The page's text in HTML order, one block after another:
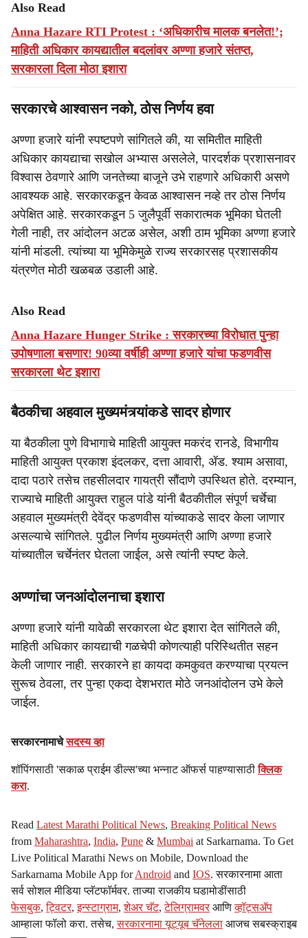
Also Read
Anna Hazare RTI Protest : ‘अधिकारीच मालक बनलेत!’;
माहिती अधिकार कायद्यातील बदलांवर अण्णा हजारे संतप्त,
सरकारला दिला मोठा इशारा
सरकारचे आश्वासन नको, ठोस निर्णय हवा
अण्णा हजारे यांनी स्पष्टपणे सांगितले की, या समितीत माहिती
अधिकार कायद्याचा सखोल अभ्यास असलेले, पारदर्शक प्रशासनावर
विश्वास ठेवणारे आणि जनतेच्या बाजूने उभे राहणारे अधिकारी असणे
आवश्यक आहे. सरकारकडून केवळ आश्वासन नव्हे तर ठोस निर्णय
अपेक्षित आहे. सरकारकडून 5 जुलैपूर्वी सकारात्मक भूमिका घेतली
गेली नाही, तर आंदोलन अटळ असेल, अशी ठाम भूमिका अण्णा हजारे
यांनी मांडली. त्यांच्या या भूमिकेमुळे राज्य सरकारसह प्रशासकीय
यंत्रणेत मोठी खळबळ उडाली आहे.
Also Read
Anna Hazare Hunger Strike : सरकारच्या विरोधात पुन्हा
उपोषणाला बसणार! 90व्या वर्षीही अण्णा हजारे यांचा फडणवीस
सरकारला थेट इशारा
बैठकीचा अहवाल मुख्यमंत्र्यांकडे सादर होणार
या बैठकीला पुणे विभागाचे माहिती आयुक्त मकरंद रानडे, विभागीय
माहिती आयुक्त प्रकाश इंदलकर, दत्ता आवारी, ॲड. श्याम असावा,
दादा पठारे तसेच तहसीलदार गायत्री सौंदाणे उपस्थित होते. दरम्यान,
राज्याचे माहिती आयुक्त राहुल पांडे यांनी बैठकीतील संपूर्ण चर्चेचा
अहवाल मुख्यमंत्री देवेंद्र फडणवीस यांच्याकडे सादर केला जाणार
असल्याचे सांगितले. पुढील निर्णय मुख्यमंत्री आणि अण्णा हजारे
यांच्यातील चर्चेनंतर घेतला जाईल, असे त्यांनी स्पष्ट केले.
अण्णांचा जनआंदोलनाचा इशारा
अण्णा हजारे यांनी यावेळी सरकारला थेट इशारा देत सांगितले की,
माहिती अधिकार कायद्याची गळचेपी कोणत्याही परिस्थितीत सहन
केली जाणार नाही. सरकारने हा कायदा कमकुवत करण्याचा प्रयत्न
सुरूच ठेवला, तर पुन्हा एकदा देशभरात मोठे जनआंदोलन उभे केले
जाईल.
सरकारनामाचेसदस्य व्हा
शॉपिंगसाठी 'सकाळ प्राईम डील्स'च्या भन्नाट ऑफर्स पाहण्यासाठीक्लिक
करा.
Read Latest Marathi Political News, Breaking Political News
from Maharashtra, India, Pune & Mumbai at Sarkarnama. To Get
Live Political Marathi News on Mobile, Download the
Sarkarnama Mobile App forAndroid and IOS. सरकारनामा आता
सर्व सोशल मीडिया प्लॅटफॉर्मवर. ताज्या राजकीय घडामोडींसाठी
फेसबुक,ट्विटर,इन्स्टाग्राम,शेअर चॅट,टेलिग्रामवर आणिव्हॉट्सॲप
आम्हाला फॉलो करा. तसेच,सरकारनामा यूट्यूब चॅनेलला आजच सबस्क्राइब